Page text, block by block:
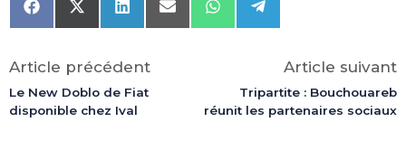
Share
on
Share
on
(Twitter)
Share
on
Share
on
Share
on
Share
on
Article précédent
Le New Doblo de Fiat
disponible chez Ival
Article suivant
Tripartite : Bouchouareb
réunit les partenaires sociaux